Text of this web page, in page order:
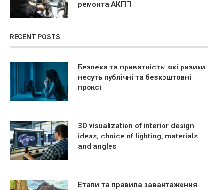
ремонта АКПП
RECENT POSTS
Безпека та приватність: які ризики
несуть публічні та безкоштовні
проксі
3D visualization of interior design
ideas, choice of lighting, materials
and angles
Етапи та правила завантаження